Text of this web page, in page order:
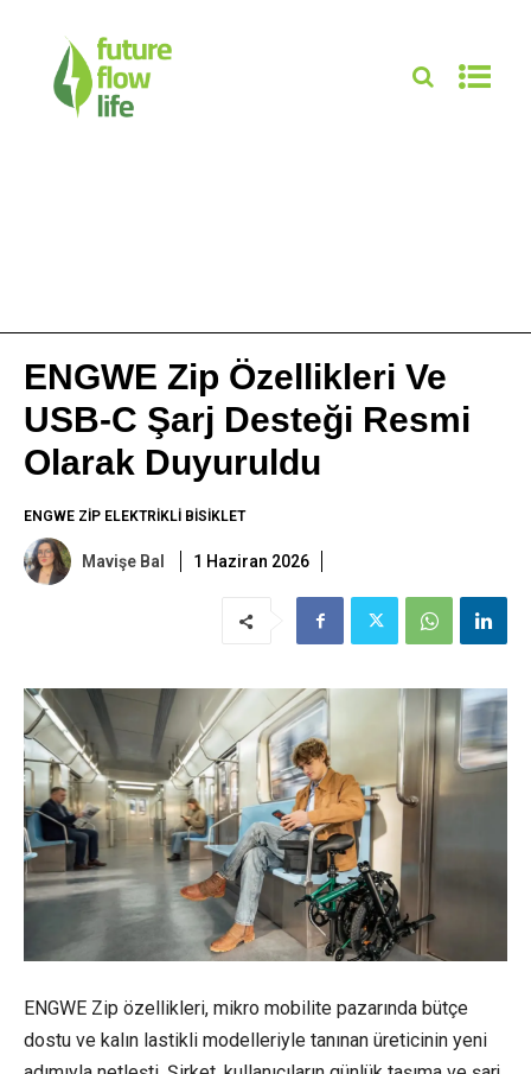
ENGWE Zip Özellikleri Ve
USB-C Şarj Desteği Resmi
Olarak Duyuruldu
ENGWE ZIP ELEKTRIKLI BISIKLET
Mavişe Bal 1 Haziran 2026
ENGWE Zip özellikleri, mikro mobilite pazarında bütçe
dostu ve kalın lastikli modelleriyle tanınan üreticinin yeni